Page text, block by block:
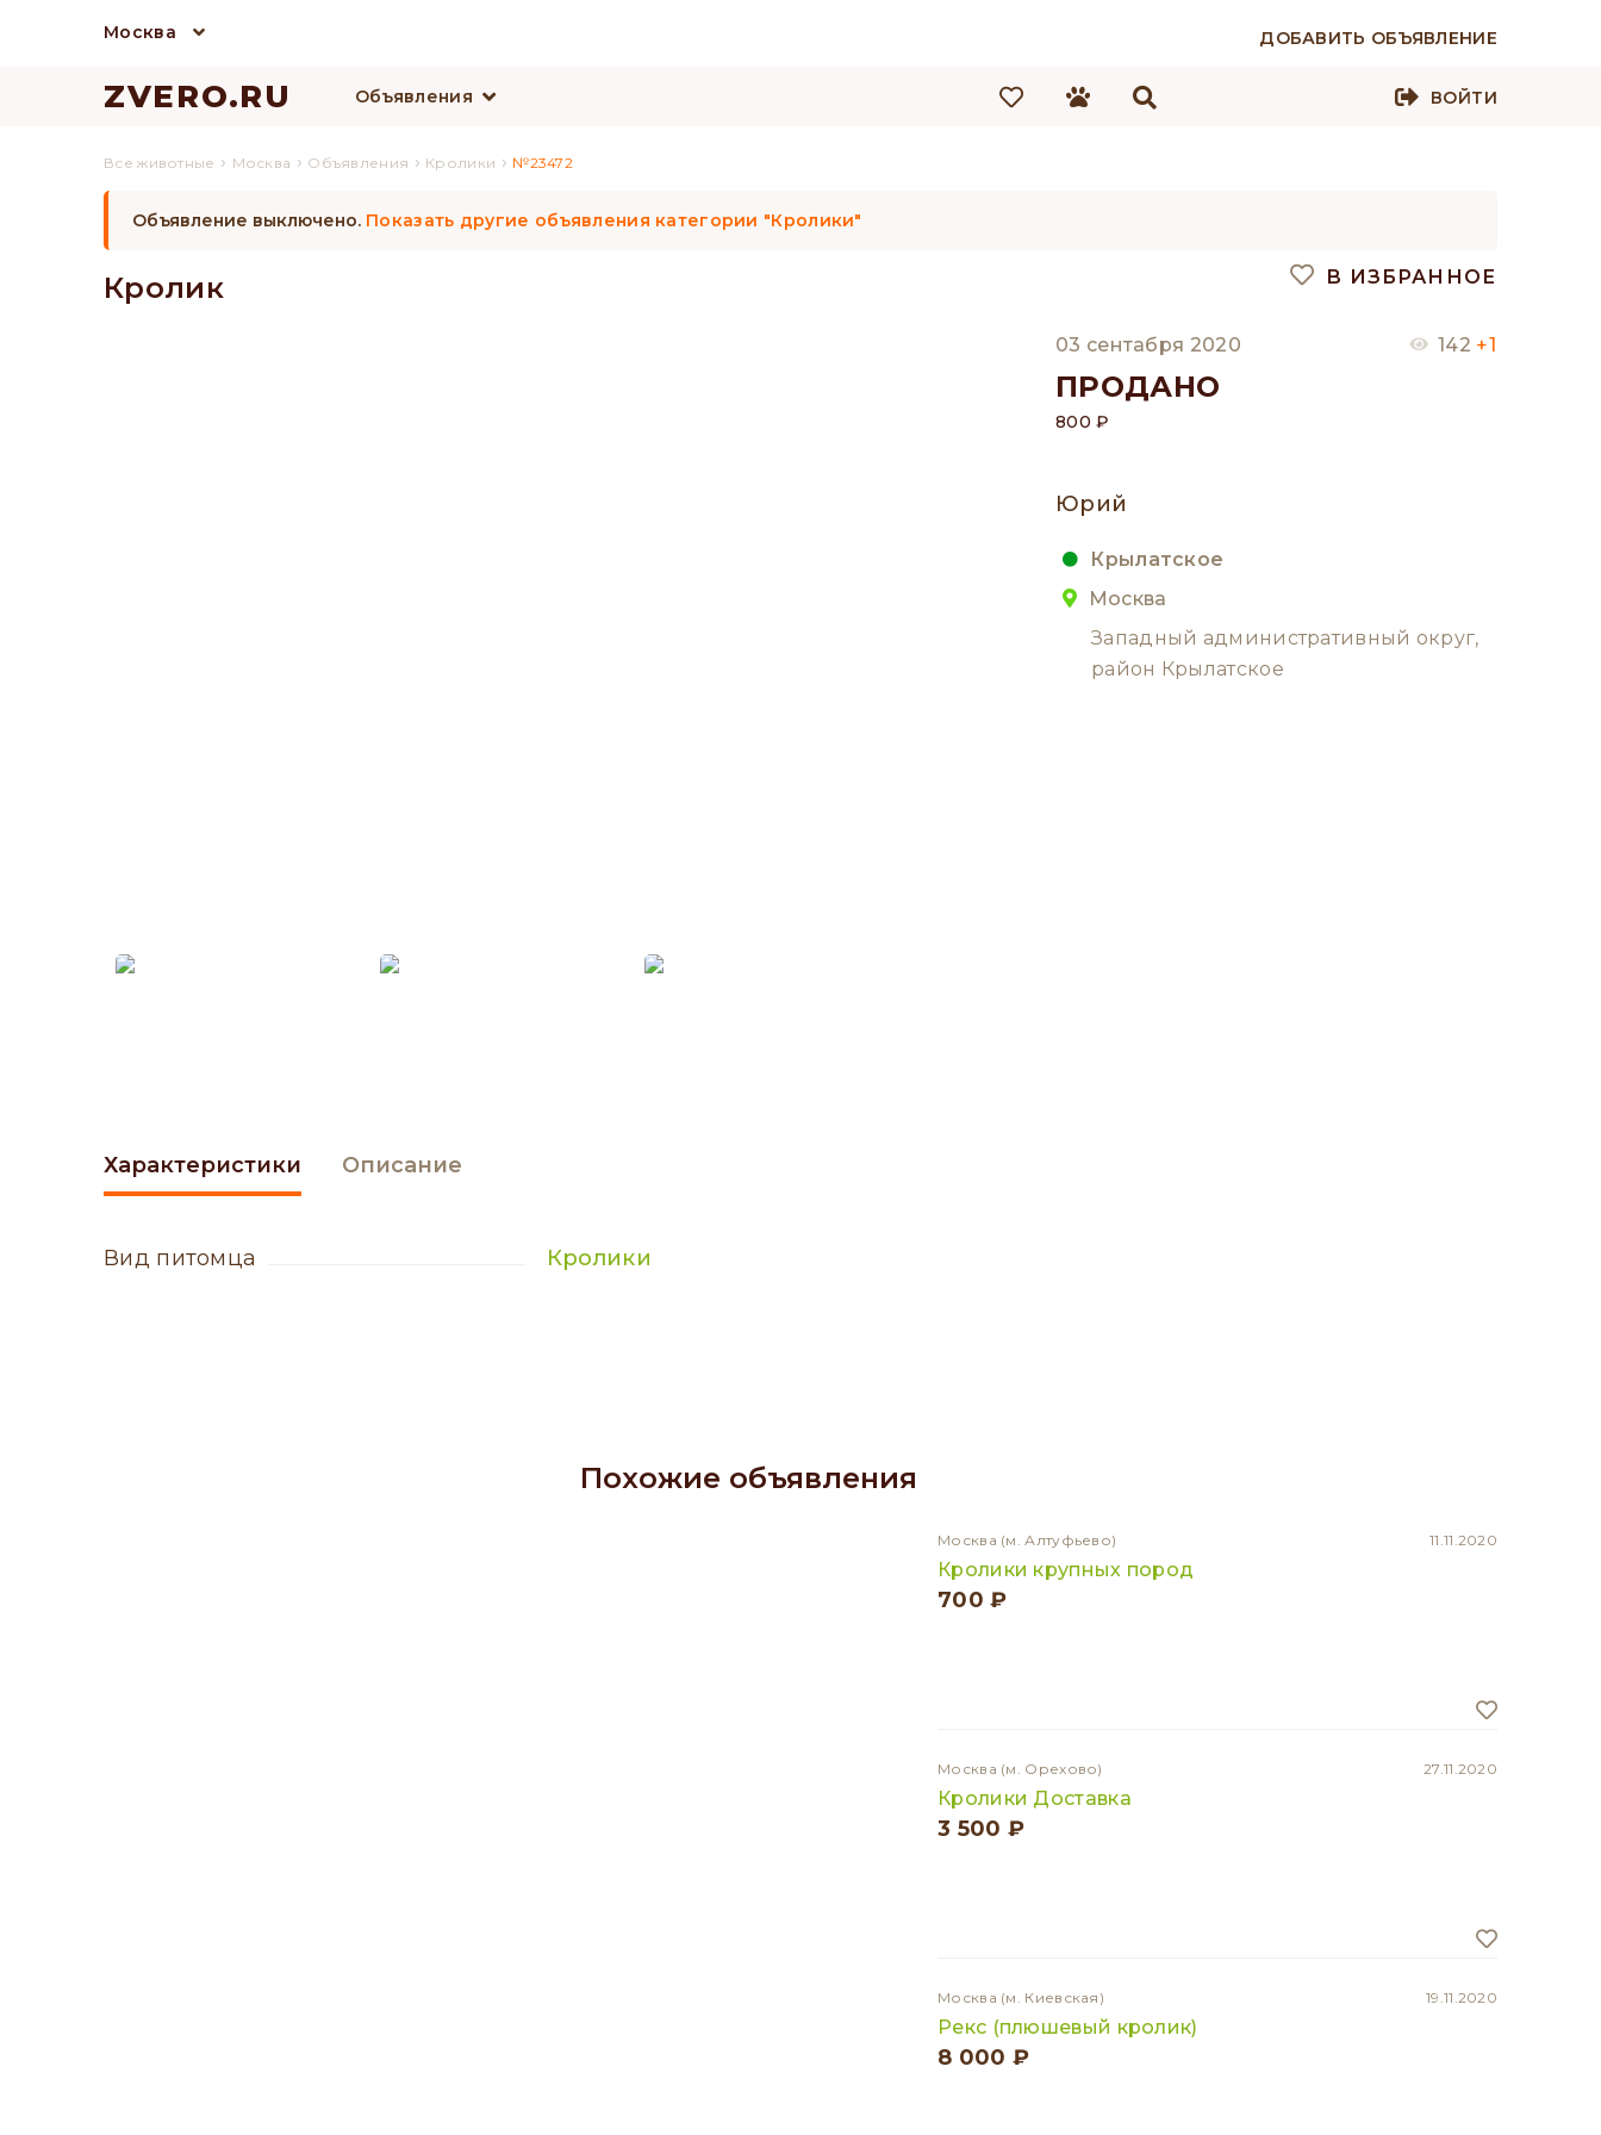
Москва ДОБАВИТЬ ОБЪЯВЛЕНИЕ
ZVERO.RU Объявления ВОЙТИ
Все животные › Москва › Объявления › Кролики › №23472
Объявление выключено. Показать другие объявления категории "Кролики"
Кролик
Характеристики
вид питомца Кролики
Описание
В ИЗБРАННОЕ
03 сентабря 2020 142 +1
ПРОДАНО
800 ₽
Юрий
Крылатское
Москва
Западный административный округ,
район Крылатское
Похожие объявления
Москва (м. Алтуфьево) 11.11.2020
Кролики крупных пород
700 ₽
Москва (м. Орехово) 27.11.2020
Кролики Доставка
3 500 ₽
Москва (м. Киевская) 19.11.2020
Рекс (плюшевый кролик)
8 000 ₽